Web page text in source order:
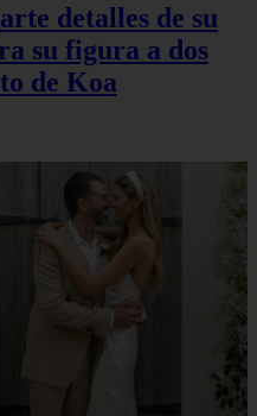
detalles de su
su figura a dos
de Koa